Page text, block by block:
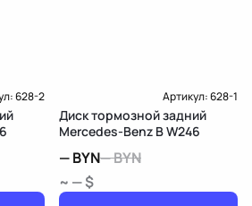
628-2 Артикул:628-1
Диск тормозной задний
Mercedes-Benz B W246
—BYN—BYN
~ — $